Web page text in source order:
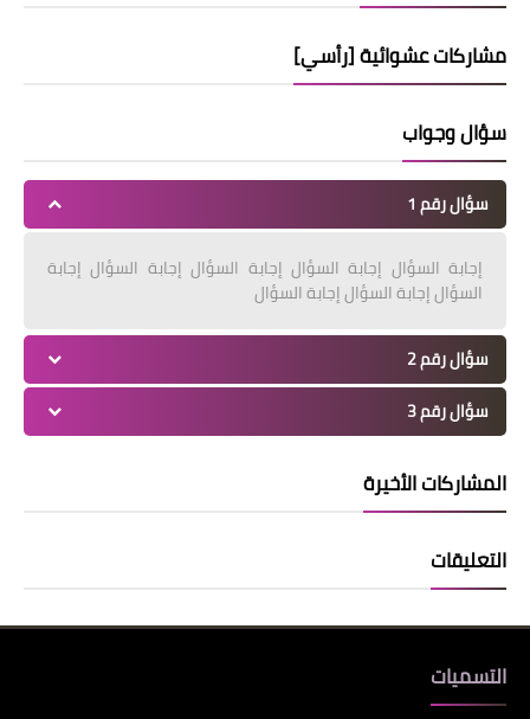
مشاركات عشوائية [رأسي]
سؤال وجواب
سؤال رقم 1
إجابة السؤال إجابة السؤال إجابة السؤال إجابة السؤال إجابة
السؤال إجابة السؤال إجابة السؤال
سؤال رقم 2
سؤال رقم 3
المشاركات الأخيرة
التعليقات
التسميات